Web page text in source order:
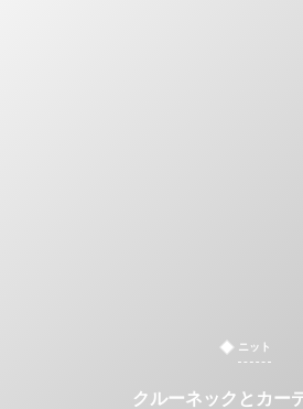
ニット
クルーネックとカー